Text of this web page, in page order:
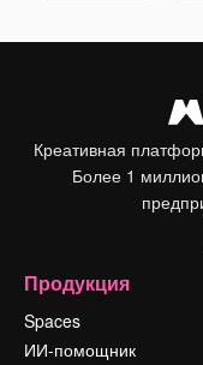
Креативная
Более 1
Продукция
Spaces
ИИ-помощник